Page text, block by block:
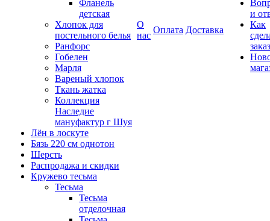
Фланель
детская
Хлопок для
постельного белья
Ранфорс
Гобелен
Марля
Вареный хлопок
Ткань жатка
Коллекция
Наследие
мануфактур г Шуя
Лён в лоскуте
Бязь 220 см однотон
Шерсть
Распродажа и скидки
Кружево тесьма
Тесьма
Тесьма
отделочная
О
нас
Оплата Доставка
и
Как
заказ